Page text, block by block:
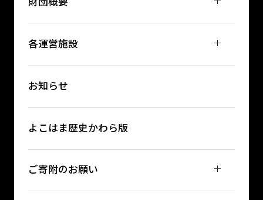
各運営施設
お知らせ
よこはま歴史かわら版
ご寄附のお願い